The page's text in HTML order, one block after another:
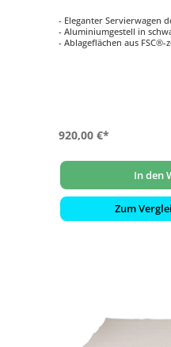
- Eleganter Servierwagen
- Aluminiumgestell in
- Ablageflächen aus
- Perfekt für Outdoor-
920,00 €*
In den
Zum